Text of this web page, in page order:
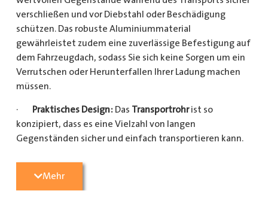
verschließen und vor Diebstahl oder Beschädigung
schützen. Das robuste Aluminiummaterial
gewährleistet zudem eine zuverlässige Befestigung auf
dem Fahrzeugdach, sodass Sie sich keine Sorgen um ein
Verrutschen oder Herunterfallen Ihrer Ladung machen
müssen.
· Praktisches Design: Das Transportrohrist so
konzipiert, dass es eine Vielzahl von langen
Gegenständen sicher und einfach transportieren kann.
Kunststoffrohre für den Sanitärbereich oder Holzlatten
für den Bau benötigen, dieses
Mehr